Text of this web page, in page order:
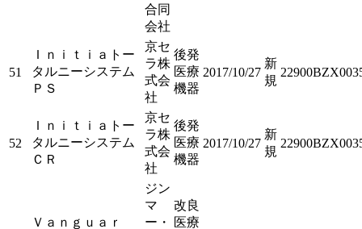
合同
会社
51
Ｉｎｉｔｉａトー
タルニーシステム
ＰＳ
京セ
ラ株
式会
社
後発
医療
機器
2017/10/27
新
規
52
Ｉｎｉｔｉａトー
タルニーシステム
ＣＲ
京セ
ラ株
式会
社
後発
医療
機器
2017/10/27
新
規
Ｖａｎｇｕａｒ
ジン
マ
ー・
改良
医療